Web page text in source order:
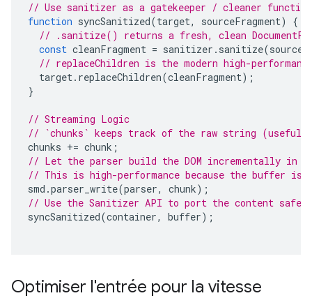
// Use sanitizer as a gatekeeper / cleaner function
function syncSanitized(target, sourceFragment)
{
// .sanitize() returns a fresh, clean
const cleanFragment = sanitizer . sanitize(
// replaceChildren is the modern high-performance
target. replaceChildren(cleanFragment);
}
// Streaming Logic
// `chunks` keeps track of the raw string (useful
chunks += chunk ;
// Let the parser build the DOM incrementally in
// This is high-performance because the buffer is
smd .parser_write(parser, chunk);
// Use the Sanitizer API to port the content
syncSanitized(container, buffer);
Optimiser l'entrée pour la vitesse